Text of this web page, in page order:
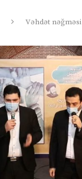
Vəhdət nəğməsi